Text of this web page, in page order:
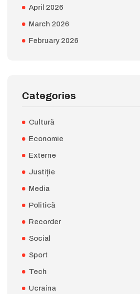
April 2026
March 2026
February 2026
Categories
Cultură
Economie
Externe
Justiție
Media
Politică
Recorder
Social
Sport
Tech
Ucraina